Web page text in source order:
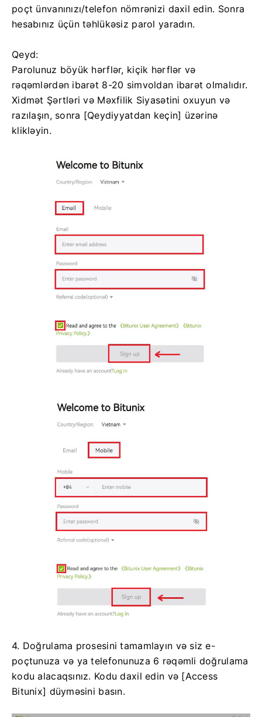
poçt ünvanınızı/telefon nömrənizi daxil edin. Sonra
hesabınız üçün təhlükəsiz parol yaradın.
Qeyd:
Parolunuz böyük hərflər, kiçik hərflər və
rəqəmlərdən ibarət 8-20 simvoldan ibarət olmalıdır.
Xidmət Şərtləri və Məxfilik Siyasətini oxuyun və
razılaşın, sonra [Qeydiyyatdan keçin] üzərinə
klikləyin.
4. Doğrulama prosesini tamamlayın və siz e-
poçtunuza və ya telefonunuza 6 rəqəmli doğrulama
kodu alacaqsınız. Kodu daxil edin və [Access
Bitunix] düyməsini basın.